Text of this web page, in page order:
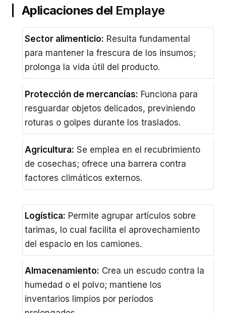
Aplicaciones del Emplaye
Sector alimenticio: Resulta fundamental
para mantener la frescura de los insumos;
prolonga la vida útil del producto.
Protección de mercancías: Funciona para
resguardar objetos delicados, previniendo
roturas o golpes durante los traslados.
Agricultura: Se emplea en el recubrimiento
de cosechas; ofrece una barrera contra
factores climáticos externos.
Logística: Permite agrupar artículos sobre
tarimas, lo cual facilita el aprovechamiento
del espacio en los camiones.
Almacenamiento: Crea un escudo contra la
humedad o el polvo; mantiene los
inventarios limpios por periodos